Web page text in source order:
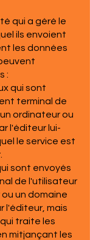
qui a géré le
ils envoient
les données
:
qui sont
terminal de
ordinateur ou
l'éditeur lui-
le service est
sont envoyés
de l'utilisateur
un domaine
l'éditeur, mais
traite les
mitjançant les